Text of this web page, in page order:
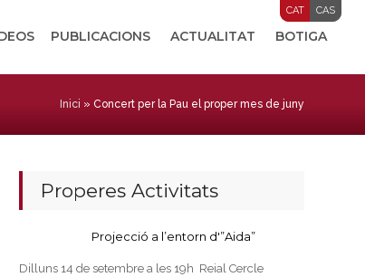
CAT CAS
PUBLICACIONS ACTUALITAT BOTIGA
Inici » Concert per la Pau el proper mes de juny
Properes Activitats
Projecció a l’entorn d'”Aida”
Dilluns 14 de setembre a les 19h Reial Cercle